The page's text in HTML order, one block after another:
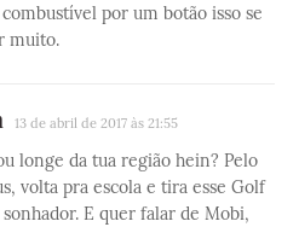
por um botão isso se
muito.
13 de abril de 2017 às 21:55
longe da tua região hein? Pelo
volta pra escola e tira esse Golf
E quer falar de Mobi,